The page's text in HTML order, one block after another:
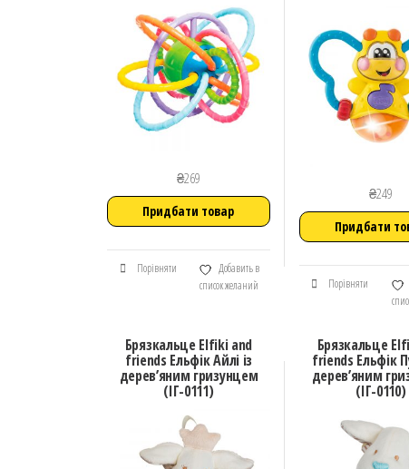
₴269
Придбати товар
Порівняти
Добавить в
список желаний
₴249
Придбати
Порівняти
Брязкальце Elfiki and
friends Ельфік Айлі із
дерев’яним гризунцем
(ІГ-0111)
Брязкальце
friends Ельфік
дерев’яним
(ІГ-0110)